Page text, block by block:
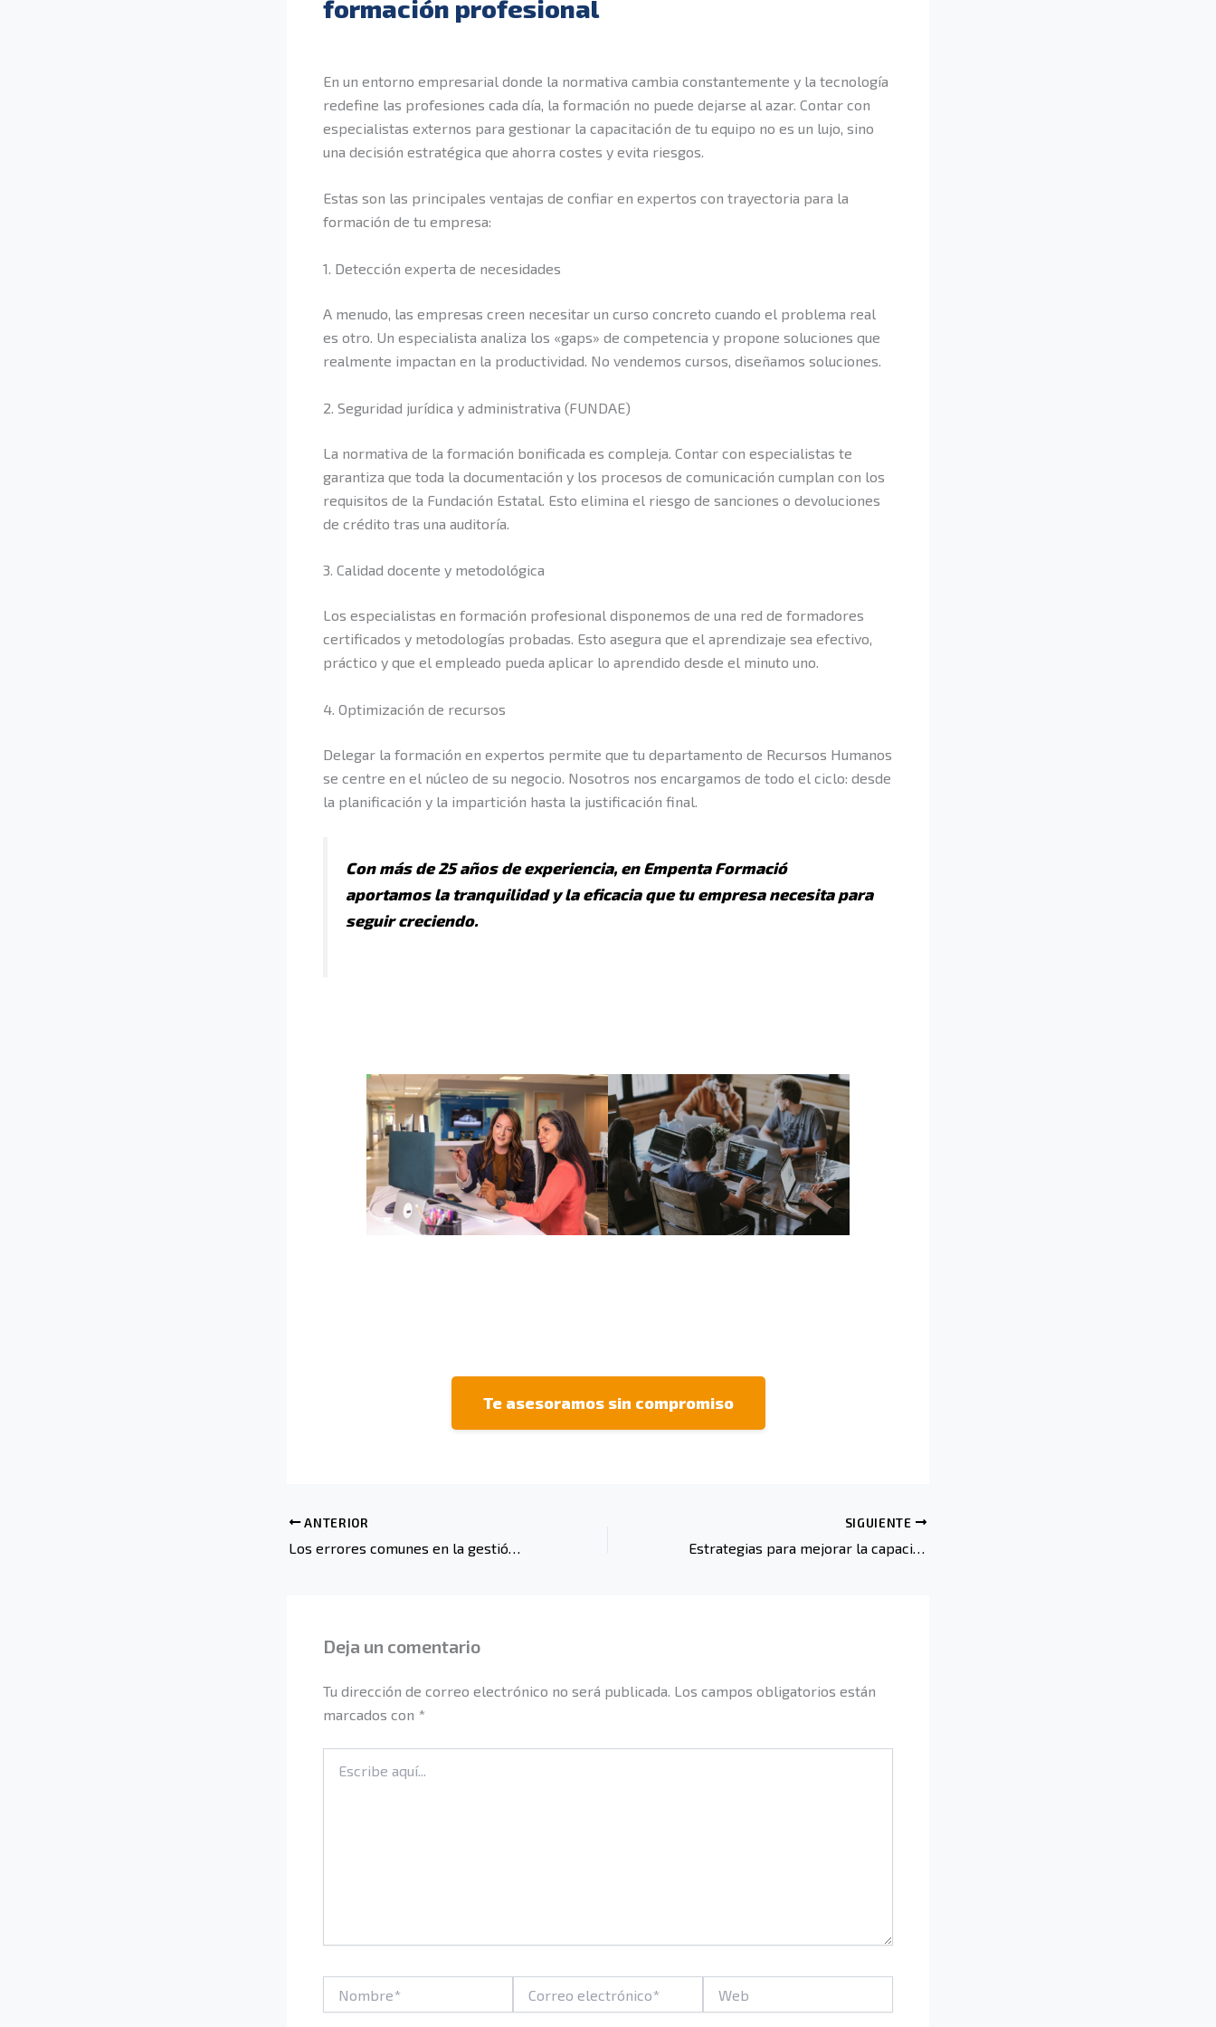
formación profesional
En un entorno empresarial donde la normativa cambia constantemente y la tecnología
redefine las profesiones cada día, la formación no puede dejarse al azar. Contar con
especialistas externos para gestionar la capacitación de tu equipo no es un lujo, sino
una decisión estratégica que ahorra costes y evita riesgos.
Estas son las principales ventajas de confiar en expertos con trayectoria para la
formación de tu empresa:
1. Detección experta de necesidades
A menudo, las empresas creen necesitar un curso concreto cuando el problema real
es otro. Un especialista analiza los «gaps» de competencia y propone soluciones que
realmente impactan en la productividad. No vendemos cursos, diseñamos soluciones.
2. Seguridad jurídica y administrativa (FUNDAE)
La normativa de la formación bonificada es compleja. Contar con especialistas te
garantiza que toda la documentación y los procesos de comunicación cumplan con los
requisitos de la Fundación Estatal. Esto elimina el riesgo de sanciones o devoluciones
de crédito tras una auditoría.
3. Calidad docente y metodológica
Los especialistas en formación profesional disponemos de una red de formadores
certificados y metodologías probadas. Esto asegura que el aprendizaje sea efectivo,
práctico y que el empleado pueda aplicar lo aprendido desde el minuto uno.
4. Optimización de recursos
Delegar la formación en expertos permite que tu departamento de Recursos Humanos
se centre en el núcleo de su negocio. Nosotros nos encargamos de todo el ciclo: desde
la planificación y la impartición hasta la justificación final.
Con más de 25 años de experiencia, en Empenta Formació
aportamos la tranquilidad y la eficacia que tu empresa necesita para
seguir creciendo.
Te asesoramos sin compromiso
ANTERIOR
Los errores comunes en la gestión de formación bonificada
SIGUIENTE
Estrategias para mejorar la capacitación de tu personal
Deja un comentario
Tu dirección de correo electrónico no será publicada. Los campos obligatorios están
marcados con *
aquí...
electrónico*